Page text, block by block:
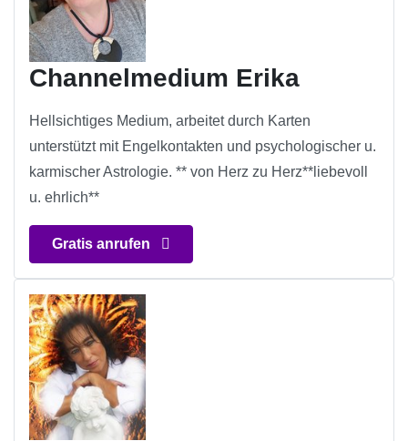
Channelmedium Erika
Hellsichtiges Medium, arbeitet durch Karten
unterstützt mit Engelkontakten und psychologischer u.
karmischer Astrologie. ** von Herz zu Herz**liebevoll
u. ehrlich**
Gratis anrufen